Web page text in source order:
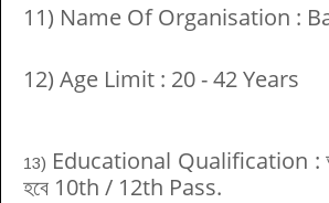
11) Name Of Organisation :
12) Age Limit : 20 - 42 Years
13) Educational Qualification :
হবে 10th / 12th Pass.